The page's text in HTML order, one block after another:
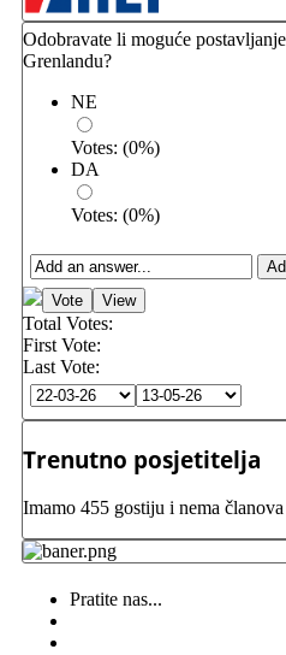
Odobravate li moguće
Grenlandu?
NE
Votes: (0%)
DA
Votes: (0%)
Total Votes:
First Vote:
Last Vote:
Trenutno posjetitelja
Imamo 455 gostiju i nema
Pratite nas...